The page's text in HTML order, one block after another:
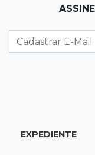
Rapaz de 19
As tragédias
EXPEDIENTE